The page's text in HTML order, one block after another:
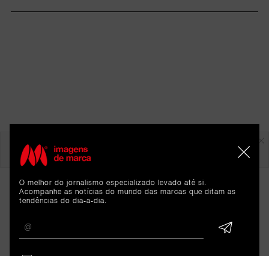
O melhor do jornalismo especializado levado até si.
Acompanhe as notícias do mundo das marcas que ditam as
tendências do dia-a-dia.